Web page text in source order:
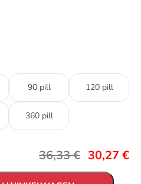
90 pill 120 pill
360 pill
36,33€ 30,27 €